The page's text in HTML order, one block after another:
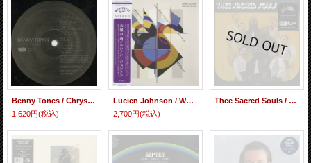
Benny Tones / Chrysalis
1,620円(税込)
Lucien Johnson / West Of The Sun
2,700円(税込)
Thee Sacred Souls / S.T. (LP)